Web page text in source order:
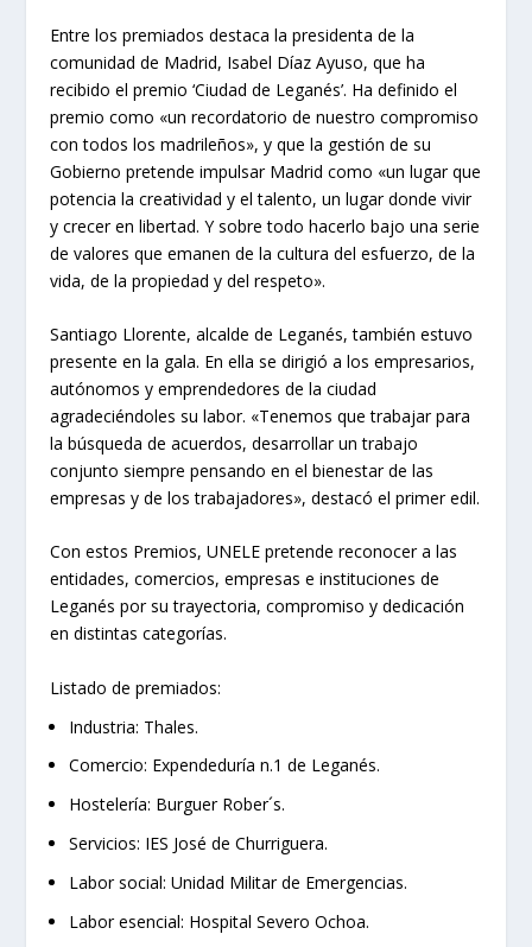
Entre los premiados destaca la presidenta de la
comunidad de Madrid, Isabel Díaz Ayuso, que ha
recibido el premio ‘Ciudad de Leganés’. Ha definido el
premio como «un recordatorio de nuestro compromiso
con todos los madrileños», y que la gestión de su
Gobierno pretende impulsar Madrid como «un lugar que
potencia la creatividad y el talento, un lugar donde vivir
y crecer en libertad. Y sobre todo hacerlo bajo una serie
de valores que emanen de la cultura del esfuerzo, de la
vida, de la propiedad y del respeto».
Santiago Llorente, alcalde de Leganés, también estuvo
presente en la gala. En ella se dirigió a los empresarios,
autónomos y emprendedores de la ciudad
agradeciéndoles su labor. «Tenemos que trabajar para
la búsqueda de acuerdos, desarrollar un trabajo
conjunto siempre pensando en el bienestar de las
empresas y de los trabajadores», destacó el primer edil.
Con estos Premios, UNELE pretende reconocer a las
entidades, comercios, empresas e instituciones de
Leganés por su trayectoria, compromiso y dedicación
en distintas categorías.
Listado de premiados:
Industria: Thales.
Comercio: Expendeduría n.1 de Leganés.
Hostelería: Burguer Rober´s.
Servicios: IES José de Churriguera.
Labor social: Unidad Militar de Emergencias.
Labor esencial: Hospital Severo Ochoa.